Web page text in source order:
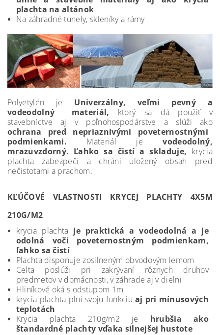
plachta na altánok
Na záhradné tunely, skleníky a rámy
Polyetylén je Univerzálny, veľmi pevný a
vodeodolný materiál, ktorý sa dá použiť v
stavebníctve aj v poľnohospodárstve a slúži ako
ochrana pred nepriaznivými poveternostnými
podmienkami. Materiál jevodeodolný,
mrazuvzdorný. Ľahko sa čistí a skladuje, krycia
plachta zabezpečí a chráni uložený obsah pred
nečistotami a prachom.
KĽÚČOVÉ VLASTNOSTI KRYCEJ PLACHTY 4X5M
210G/M2
krycia plachta je praktická a vodeodolná a je
odolná voči poveternostným podmienkam,
ľahko sa čistí
Plachta disponuje zosilneným obvodovým lemom
Celta poslúži pri zakrývaní rôznych druhov
predmetov v domácnosti, v záhrade aj v dielni
Hliníkové oká s odstupom 1m
krycia plachta plní svoju funkciuaj pri mínusových
teplotách
Krycia plachta 210g/m2 je hrubšia ako
štandardné plachty vďaka silnejšej hustote